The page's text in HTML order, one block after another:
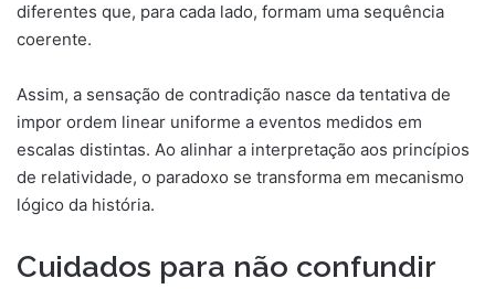
diferentes que, para cada lado, formam uma sequência
coerente.
Assim, a sensação de contradição nasce da tentativa de
impor ordem linear uniforme a eventos medidos em
escalas distintas. Ao alinhar a interpretação aos princípios
de relatividade, o paradoxo se transforma em mecanismo
lógico da história.
Cuidados para não confundir